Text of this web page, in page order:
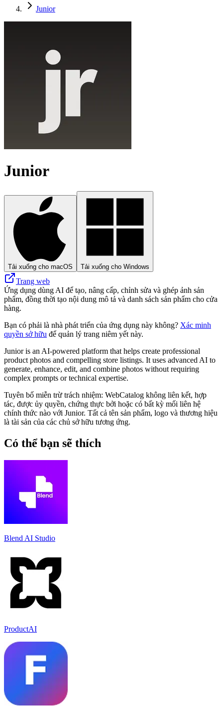
Junior
Junior
Tải xuống cho macOS Tải xuống cho Windows
Trang web
Ứng dụng dùng AI để tạo, nâng cấp, chỉnh sửa và ghép ảnh sản
phẩm, đồng thời tạo nội dung mô tả và danh sách sản phẩm cho cửa
hàng.
Bạn có phải là nhà phát triển của ứng dụng này không? Xác minh
quyền sở hữu để quản lý trang niêm yết này.
Junior is an AI-powered platform that helps create professional
product photos and compelling store listings. It uses advanced AI to
generate, enhance, edit, and combine photos without requiring
complex prompts or technical expertise.
Tuyên bố miễn trừ trách nhiệm: WebCatalog không liên kết, hợp
tác, được ủy quyền, chứng thực bởi hoặc có bất kỳ mối liên hệ
chính thức nào với Junior. Tất cả tên sản phẩm, logo và thương hiệu
là tài sản của các chủ sở hữu tương ứng.
Có thể bạn sẽ thích
Blend AI Studio
ProductAI